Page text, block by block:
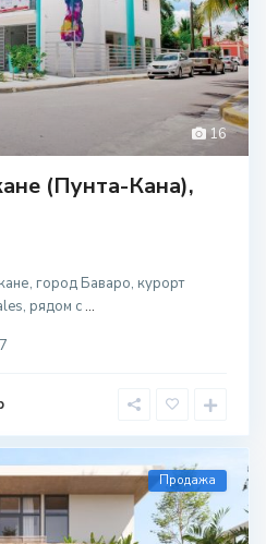
16
(Пунта-Кана),
город Баваро, курорт
рядом с...
Продажа